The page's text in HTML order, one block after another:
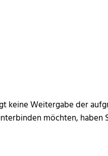
keine Weitergabe der
möchten, haben